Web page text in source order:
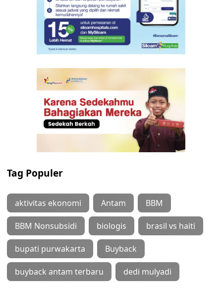
Tag Populer
aktivitas ekonomi Antam BBM
BBM Nonsubsidi biologis brasil vs haiti
bupati purwakarta Buyback
buyback antam terbaru dedi mulyadi